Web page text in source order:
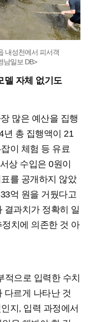
내성천에서 피서객
남일보 DB>
자체 없기도
많은 예산을 집행
년 총 집행액이 21
이 체험 등 유료
상 수입은 0원이
를 공개하지 않았
억 원을 거뒀다고
결과치가 정확히 일
치에 의존한 것 아
으로 입력한 수치
다르게 나타난 것
지, 입력 과정에서